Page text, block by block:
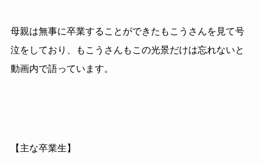
母親は無事に卒業することができたもこうさんを見て号
泣をしており、もこうさんもこの光景だけは忘れないと
動画内で語っています。
【主な卒業生】